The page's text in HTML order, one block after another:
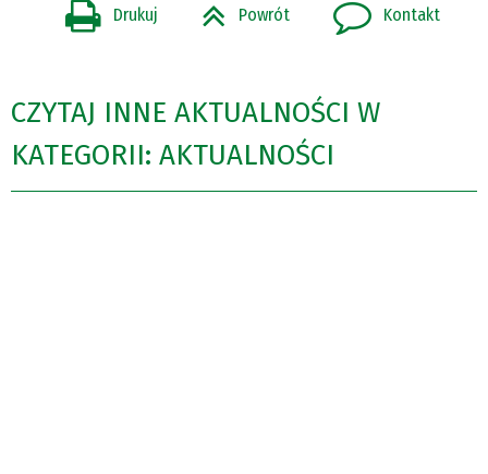
Drukuj Powrót Kontakt
CZYTAJ INNE AKTUALNOŚCI W
KATEGORII: AKTUALNOŚCI